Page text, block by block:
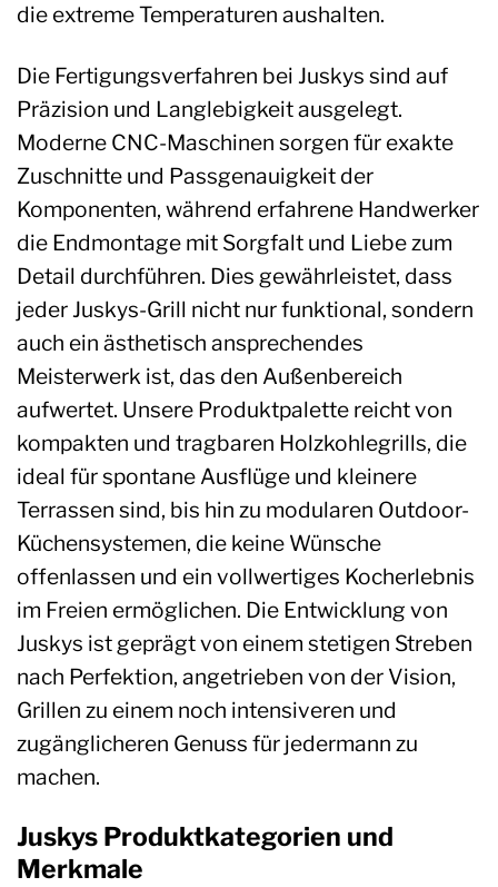
die extreme Temperaturen aushalten.
Die Fertigungsverfahren bei Juskys sind auf
Präzision und Langlebigkeit ausgelegt.
Moderne CNC-Maschinen sorgen für exakte
Zuschnitte und Passgenauigkeit der
Komponenten, während erfahrene Handwerker
die Endmontage mit Sorgfalt und Liebe zum
Detail durchführen. Dies gewährleistet, dass
jeder Juskys-Grill nicht nur funktional, sondern
auch ein ästhetisch ansprechendes
Meisterwerk ist, das den Außenbereich
aufwertet. Unsere Produktpalette reicht von
kompakten und tragbaren Holzkohlegrills, die
ideal für spontane Ausflüge und kleinere
Terrassen sind, bis hin zu modularen Outdoor-
Küchensystemen, die keine Wünsche
offenlassen und ein vollwertiges Kocherlebnis
im Freien ermöglichen. Die Entwicklung von
Juskys ist geprägt von einem stetigen Streben
nach Perfektion, angetrieben von der Vision,
Grillen zu einem noch intensiveren und
zugänglicheren Genuss für jedermann zu
machen.
Juskys Produktkategorien und
Merkmale